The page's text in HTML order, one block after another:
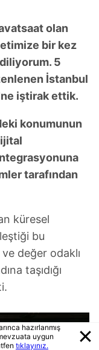
olan
bir kez
diliyorum. 5
İstanbul
iştirak ettik.
konumunun
tarafından
küresel
bu
değer odaklı
taşıdığı
hazırlanmış
uygun
tıklayınız.